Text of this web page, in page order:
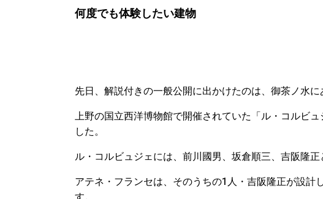
何度でも体験したい建物
先日、解説付きの一般公開に出かけたのは、御茶ノ水
上野の国立西洋博物館で開催されていた「ル・コルビ
した。
ル・コルビュジェには、前川國男、坂倉順三、吉阪隆正
アテネ・フランセは、そのうちの1人・吉阪隆正が設計